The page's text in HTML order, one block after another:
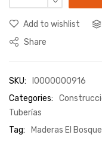
Add to wishlist
Share
SKU:
I0000000916
Categories:
Tuberías
Tag:
Maderas El Bosque